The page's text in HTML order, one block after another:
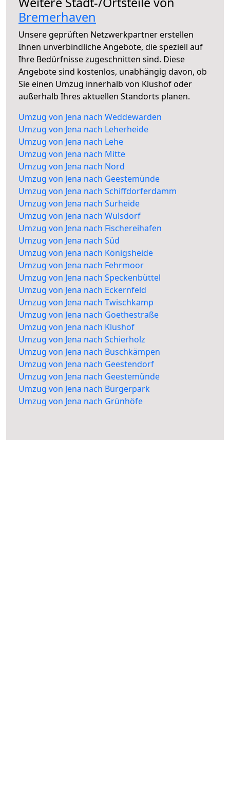
Bremerhaven
Unsere geprüften Netzwerkpartner erstellen
Ihnen unverbindliche Angebote, die speziell auf
Ihre Bedürfnisse zugeschnitten sind. Diese
Angebote sind kostenlos, unabhängig davon, ob
Sie einen Umzug innerhalb von Klushof oder
außerhalb Ihres aktuellen Standorts planen.
Umzug von Jena nach Weddewarden
Umzug von Jena nach Leherheide
Umzug von Jena nach Lehe
Umzug von Jena nach Mitte
Umzug von Jena nach Nord
Umzug von Jena nach Geestemünde
Umzug von Jena nach Schiffdorferdamm
Umzug von Jena nach Surheide
Umzug von Jena nach Wulsdorf
Umzug von Jena nach Fischereihafen
Umzug von Jena nach Süd
Umzug von Jena nach Königsheide
Umzug von Jena nach Fehrmoor
Umzug von Jena nach Speckenbüttel
Umzug von Jena nach Eckernfeld
Umzug von Jena nach Twischkamp
Umzug von Jena nach Goethestraße
Umzug von Jena nach Klushof
Umzug von Jena nach Schierholz
Umzug von Jena nach Buschkämpen
Umzug von Jena nach Geestendorf
Umzug von Jena nach Geestemünde
Umzug von Jena nach Bürgerpark
Umzug von Jena nach Grünhöfe